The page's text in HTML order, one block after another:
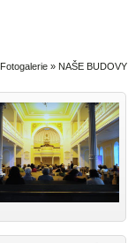
Fotogalerie » NAŠE BUDOVY